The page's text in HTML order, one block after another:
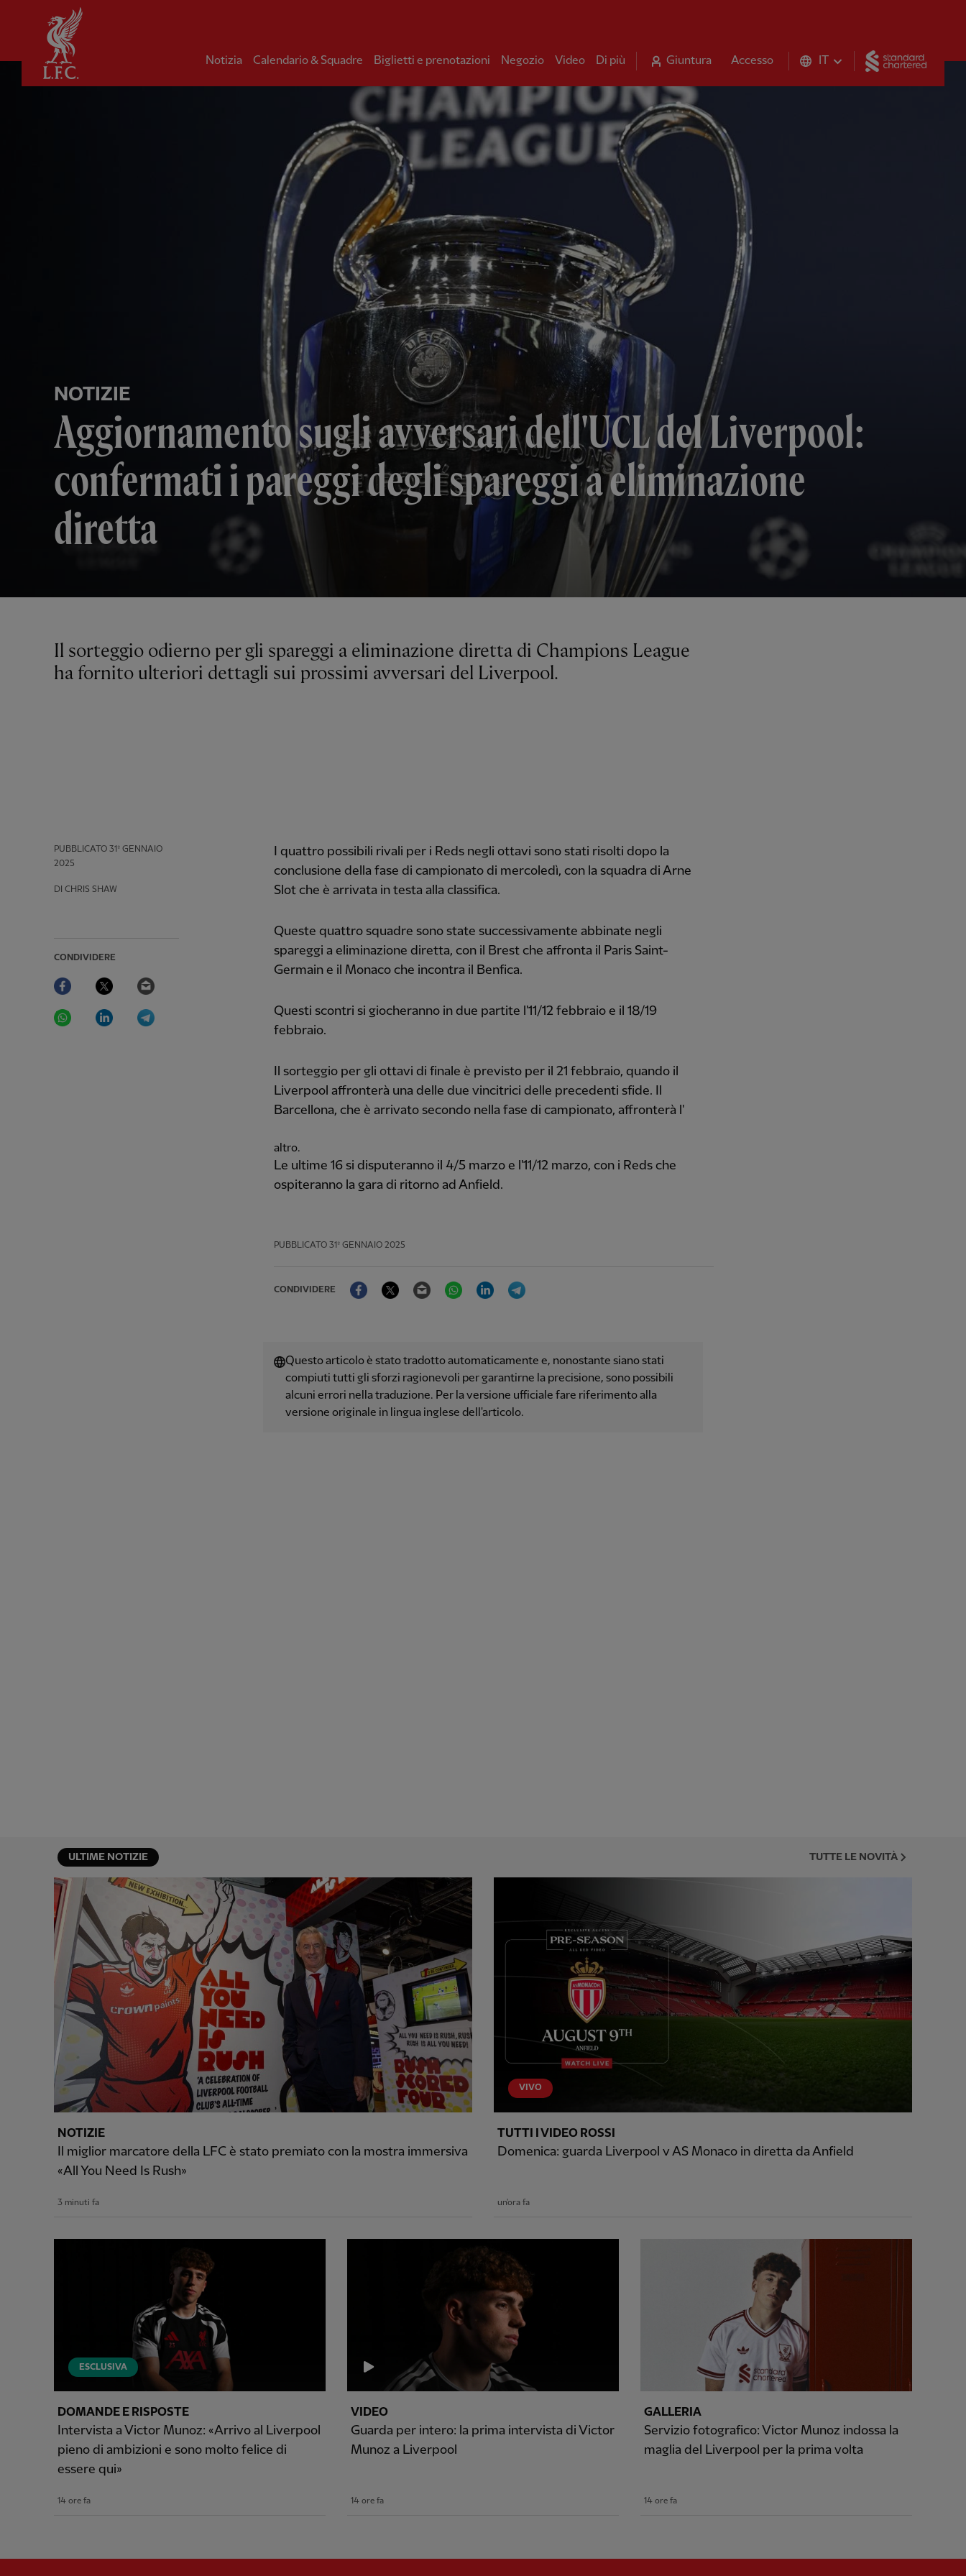
Notizia Calendario & Squadre Biglietti e prenotazioni Negozio Video Di più Giuntura Accesso IT
NOTIZIE
Aggiornamento sugli avversari dell'UCL del Liverpool:
confermati i pareggi degli spareggi a eliminazione
diretta
PUBBLICATO 31º GENNAIO
2025
DI CHRIS SHAW
CONDIVIDERE
Facebook Twitter
WhatsAppLinkedIn
Il sorteggio odierno per gli spareggi a eliminazione diretta di Champions League
ha fornito ulteriori dettagli sui prossimi avversari del Liverpool.
I quattro possibili rivali per i Reds negli ottavi sono stati risolti dopo la
conclusione della fase di campionato di mercoledì, con la squadra di Arne
Slot che è arrivata in testa alla classifica.
Queste quattro squadre sono state successivamente abbinate negli
spareggi a eliminazione diretta, con il Brest che affronta il Paris Saint-
Germain e il Monaco che incontra il Benfica.
Questi scontri si giocheranno in due partite l'11/12 febbraio e il 18/19
febbraio.
Il sorteggio per gli ottavi di finale è previsto per il 21 febbraio, quando il
Liverpool affronterà una delle due vincitrici delle precedenti sfide. Il
Barcellona, che è arrivato secondo nella fase di campionato, affronterà l'
altro.
Le ultime 16 si disputeranno il 4/5 marzo e l'11/12 marzo, con i Reds che
ospiteranno la gara di ritorno ad Anfield.
PUBBLICATO 31º GENNAIO 2025
CONDIVIDERE
FacebookTwitter Email WhatsAppLinkedIn
Questo articolo è stato tradotto automaticamente e, nonostante siano stati
compiuti tutti gli sforzi ragionevoli per garantirne la precisione, sono possibili
alcuni errori nella traduzione. Per la versione ufficiale fare riferimento alla
versione originale in lingua inglese dell'articolo.
ULTIME NOTIZIE TUTTE LE NOVITÀ
NOTIZIE
Il miglior marcatore della LFC è stato premiato con la mostra immersiva
«All You Need Is Rush»
3 minuti fa
VIVO
TUTTI I VIDEO ROSSI
Domenica: guarda Liverpool v AS Monaco in diretta da Anfield
un'ora fa
ESCLUSIVA
DOMANDE E RISPOSTE
Intervista a Victor Munoz: «Arrivo al Liverpool
pieno di ambizioni e sono molto felice di
essere qui»
14 ore fa
VIDEO
Guarda per intero: la prima intervista di Victor
Munoz a Liverpool
14 ore fa
GALLERIA
Servizio fotografico: Victor Munoz indossa la
maglia del Liverpool per la prima volta
14 ore fa